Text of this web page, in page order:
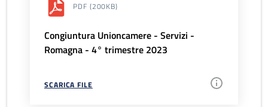
PDF (200KB)
Congiuntura Unioncamere - Servizi -
Romagna - 4° trimestre 2023
SCARICA FILE